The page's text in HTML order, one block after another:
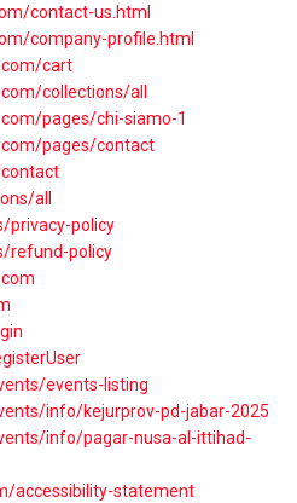
contact-us.html
company-profile.html
cart
collections/all
pages/chi-siamo-1
pages/contact
all
privacy-policy
refund-policy
events-listing
info/kejurprov-pd-jabar-2025
info/pagar-nusa-al-ittihad-
accessibility-statement